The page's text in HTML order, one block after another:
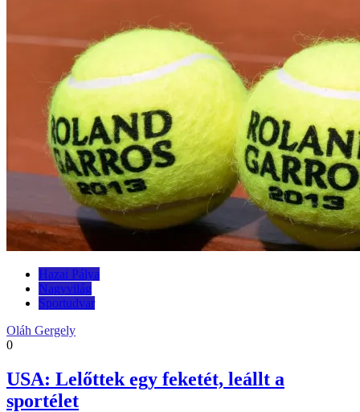
Hazai Pálya
Nagyvilág
Sportudvar
Oláh Gergely
0
USA: Lelőttek egy feketét, leállt a
sportélet